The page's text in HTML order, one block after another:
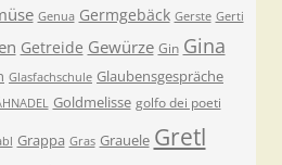
Genua Germgebäck Gerste Gerti
Getreide Gewürze Gin Gina
Glasfachschule Glaubensgespräche
Goldmelisse golfo dei poeti
Grappa Gras Grauele Gretl